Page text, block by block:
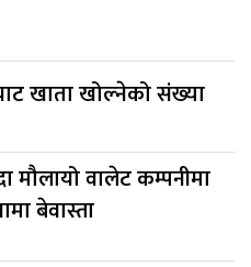
खाता खोल्नेको संख्या
मौलायो वालेट कम्पनीमा
बेवास्ता